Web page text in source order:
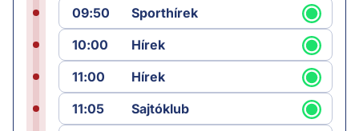
09:50
Sporthírek
10:00
Hírek
11:00
Hírek
11:05
Sajtóklub